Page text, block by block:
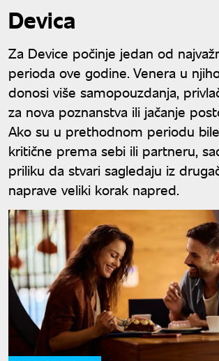
Devica
Za Device počinje jedan od
perioda ove godine. Venera u
donosi više samopouzdanja,
za nova poznanstva ili jačanje
Ako su u prethodnom periodu
kritične prema sebi ili partneru,
priliku da stvari sagledaju iz
naprave veliki korak napred.